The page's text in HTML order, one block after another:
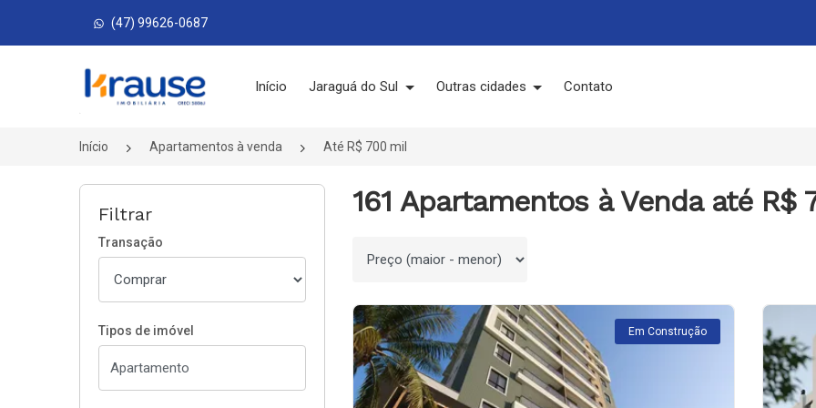
(47) 99626-0687
Página inicial
Início Jaraguá do Sul Outras cidades Contato
Início Apartamentos à venda Até R$ 700 mil
Filtrar
Transação
Tipos de imóvel
161 Apartamentos à Venda até R$
Ordenar por
Em Construção